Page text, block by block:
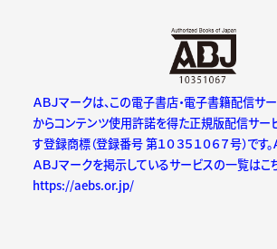
ＡＢＪマークは、この電子書店・電子書籍配信サ
からコンテンツ使用許諾を得た正規版配信サー
す登録商標（登録番号 第１０３５１０６７号）です
ＡＢＪマークを掲示しているサービスの一覧はこ
https://aebs.or.jp/